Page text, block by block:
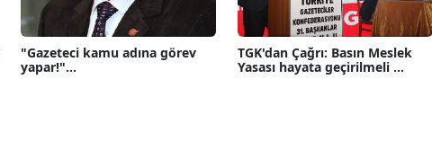
"Gazeteci kamu adına görev
yapar!"...
TGK'dan Çağrı: Basın Meslek
Yasası hayata geçirilmeli ...